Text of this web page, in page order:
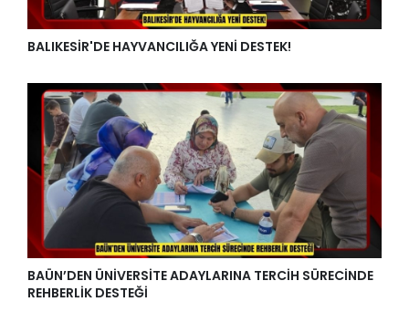
BALIKESİR'DE HAYVANCILIĞA YENİ DESTEK!
BAÜN’DEN ÜNİVERSİTE ADAYLARINA TERCİH SÜRECİNDE
REHBERLİK DESTEĞİ